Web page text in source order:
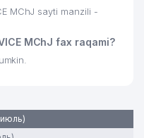
159 м
MChJ sayti manzili -
MChJ fax raqami?